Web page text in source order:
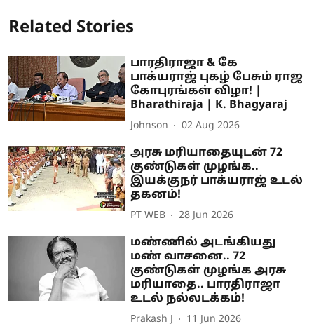
Related Stories
பாரதிராஜா & கே
பாக்யராஜ் புகழ் பேசும் ராஜ
கோபுரங்கள் விழா! |
Bharathiraja | K. Bhagyaraj
Johnson 02 Aug 2026
அரசு மரியாதையுடன் 72
குண்டுகள் முழங்க..
இயக்குநர் பாக்யராஜ் உடல்
தகனம்!
PT WEB 28 Jun 2026
மண்ணில் அடங்கியது
மண் வாசனை.. 72
குண்டுகள் முழங்க அரசு
மரியாதை.. பாரதிராஜா
உடல் நல்லடக்கம்!
Prakash J 11 Jun 2026